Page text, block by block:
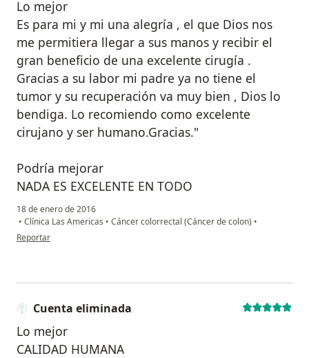
Lo mejor
Es para mi y mi una alegría , el que Dios nos
me permitiera llegar a sus manos y recibir el
gran beneficio de una excelente cirugía .
Gracias a su labor mi padre ya no tiene el
tumor y su recuperación va muy bien , Dios lo
bendiga. Lo recomiendo como excelente
cirujano y ser humano.Gracias."
Podría mejorar
NADA ES EXCELENTE EN TODO
18 de enero de 2016
• Clínica Las Americas • Cáncer colorrectal (Cáncer de colon) •
en opinión del usuario Cuenta eliminada
Reportar
Cuenta eliminada
Lo mejor
CALIDAD HUMANA